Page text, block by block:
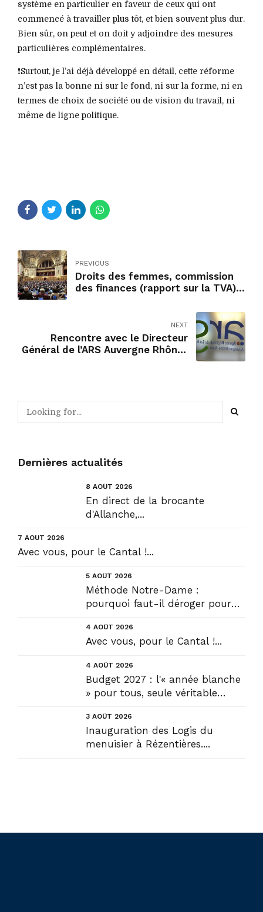
système en particulier en faveur de ceux qui ont
commencé à travailler plus tôt, et bien souvent plus dur.
Bien sûr, on peut et on doit y adjoindre des mesures
particulières complémentaires.
❗️Surtout, je l’ai déjà développé en détail, cette réforme
n’est pas la bonne ni sur le fond, ni sur la forme, ni en
termes de choix de société ou de vision du travail, ni
même de ligne politique.
PREVIOUS
Droits des femmes, commission
des finances (rapport sur la TVA),
NEXT
Rencontre avec le Directeur
Général de l’ARS Auvergne Rhône-
Dernières actualités
8 AOÛT 2026
En direct de la brocante
d'Allanche,...
7 AOÛT 2026
Avec vous, pour le Cantal !...
5 AOÛT 2026
Méthode Notre-Dame :
pourquoi faut-il déroger pour
4 AOÛT 2026
Avec vous, pour le Cantal !...
4 AOÛT 2026
Budget 2027 : l'« année blanche
» pour tous, seule véritable
3 AOÛT 2026
Inauguration des Logis du
menuisier à Rézentières....